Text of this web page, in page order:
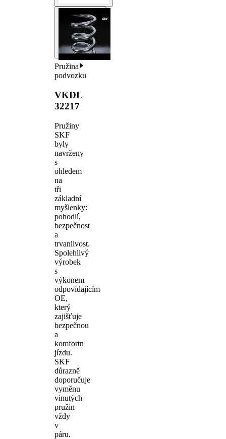
Pružina
podvozku
VKDL
32217
Pružiny
SKF
byly
navrženy
s
ohledem
na
tři
základní
myšlenky:
pohodlí,
bezpečnost
a
trvanlivost.
Spolehlivý
výrobek
s
výkonem
odpovídajícím
OE,
který
zajišťuje
bezpečnou
a
komfortn
jízdu.
SKF
důrazně
doporučuje
vyměnu
vinutých
pružin
vždy
v
páru.